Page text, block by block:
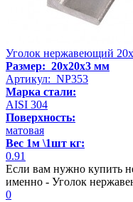
Уголок нержавеющий
Размер: 20х20х3 мм
Артикул: NP353
Марка стали:
AISI 304
Поверхность:
матовая
Вес 1м \1шт кг:
0.91
Если вам нужно купить
именно - Уголок
0